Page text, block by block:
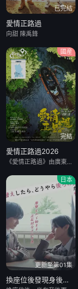
已完結
愛情正路過
向甜 陳禹鋒
國産
完結
愛情正路過2026
《愛情正路過》由廣東局選送，嶺南文化傳媒（廣東）有限公司出品，10分鍾*12集，取景地爲雲南昆明滇池、海埂大壩等，講述了兩個性格迥異、生活經曆不同的都市青年男女，在昆明旅行中彼此治愈與成長的愛情故事，
日本
更新至第01集
換座位後發現身後的男生好像喜歡我